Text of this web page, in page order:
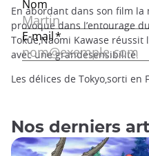
En abordant dans son film la
provoque dans l’entourage
Tokue,Naomi Kawase
avec une grandesensibilité.
Les délices de Tokyo,sorti en
Nos derniers